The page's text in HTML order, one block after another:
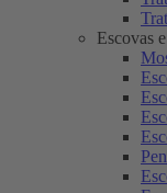
Escovas